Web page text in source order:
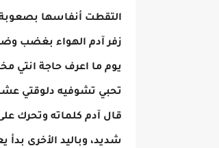
التقطت أنفاسها
زفر آدم الهواء بغضب
يوم ما اعرف حاجة انتي
تحبي تشوفيه دلوقتي
قال آدم كلماته وتحرك
شديد، وباليد الأخرى